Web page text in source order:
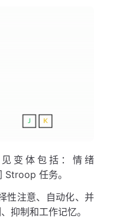
变体包括：情绪
任务。
性注意、自动化、并
抑制和工作记忆。